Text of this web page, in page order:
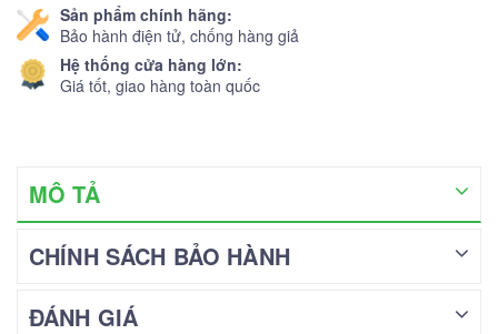
Sản phẩm chính hãng:
Bảo hành điện tử, chống hàng giả
Hệ thống cửa hàng lớn:
Giá tốt, giao hàng toàn quốc
MÔ TẢ
CHÍNH SÁCH BẢO HÀNH
ĐÁNH GIÁ